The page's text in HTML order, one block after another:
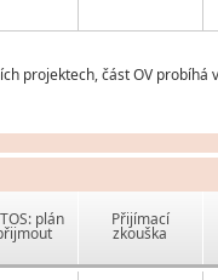
projektech, část OV probíhá
plán Přijímací
zkouška